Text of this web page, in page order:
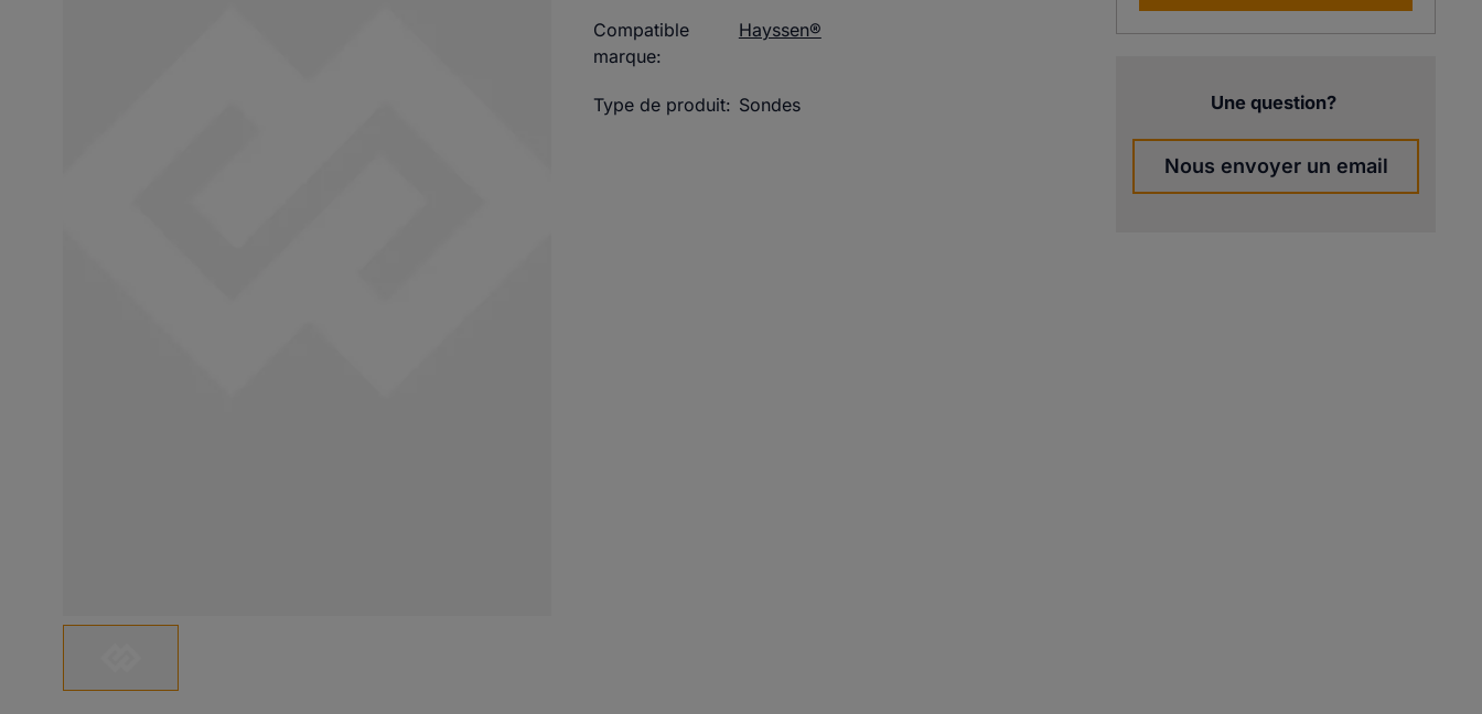
Compatible
marque:
Hayssen®
Type de produit: Sondes Une question?
Nous envoyer un email